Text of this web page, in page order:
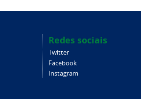
Redes sociais
Twitter
Facebook
Instagram